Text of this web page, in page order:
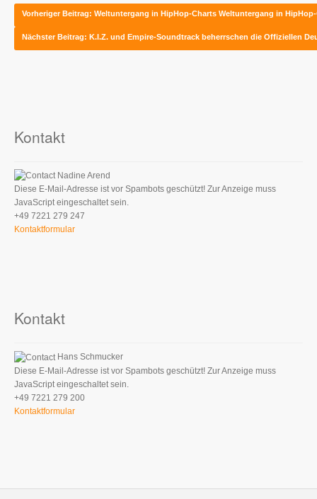
Vorheriger Beitrag: Weltuntergang in HipHop-Charts Weltuntergang in
Nächster Beitrag: K.I.Z. und Empire-Soundtrack beherrschen die Offiziellen
Kontakt
Nadine Arend
Diese E-Mail-Adresse ist vor Spambots geschützt! Zur Anzeige muss
JavaScript eingeschaltet sein.
+49 7221 279 247
Kontaktformular
Kontakt
Hans Schmucker
Diese E-Mail-Adresse ist vor Spambots geschützt! Zur Anzeige muss
JavaScript eingeschaltet sein.
+49 7221 279 200
Kontaktformular